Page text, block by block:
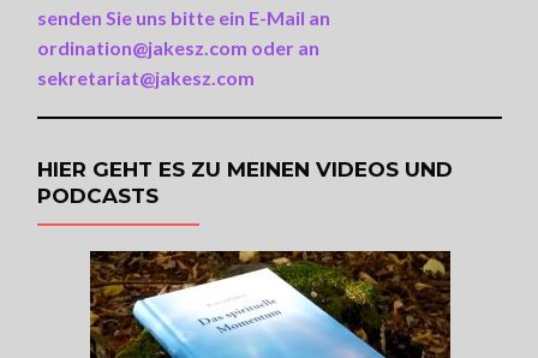
senden Sie uns bitte ein E-Mail an
ordination@jakesz.com oder an
sekretariat@jakesz.com
HIER GEHT ES ZU MEINEN VIDEOS UND
PODCASTS